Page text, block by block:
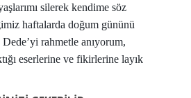
silerek kendime söz
haftalarda doğum gününü
Dede’yi rahmetle anıyorum,
eserlerine ve fikirlerine layık